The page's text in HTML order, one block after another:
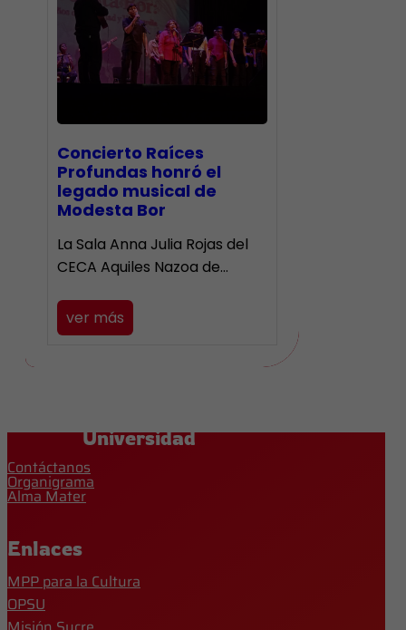
​Concierto Raíces
Profundas honró el
legado musical de
Modesta Bor
La Sala Anna Julia Rojas del
CECA Aquiles Nazoa de…
ver más
Universidad
Contáctanos
Organigrama
Alma Mater
Enlaces
MPP para la Cultura
OPSU